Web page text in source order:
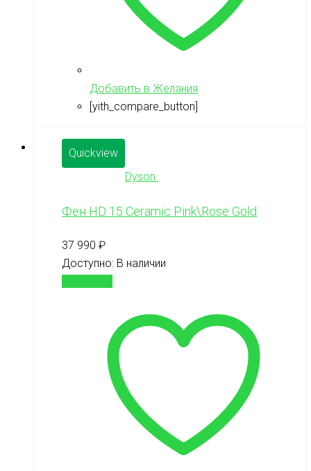
Добавить в Желания
[yith_compare_button]
Quickview
Dyson
Фен HD 15 Ceramic Pink\Rose Gold
37 990 ₽
Доступно: В наличии